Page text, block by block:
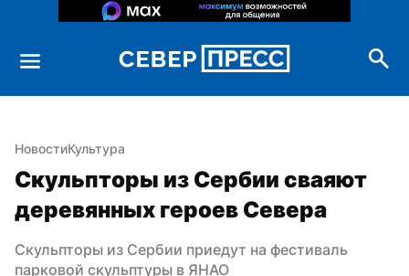
НовостиКультура
Скульпторы из Сербии сваяют
деревянных героев Севера
Скульпторы из Сербии приедут на фестиваль
парковой скульптуры в ЯНАО